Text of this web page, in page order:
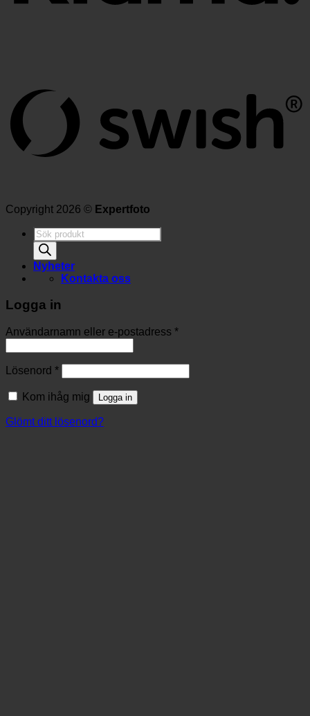
Copyright 2026 © Expertfoto
Produktsökning
Nyheter
Kontakta oss
Logga in
Användarnamn eller e-postadress *
Lösenord *
Kom ihåg mig Logga in
Glömt ditt lösenord?